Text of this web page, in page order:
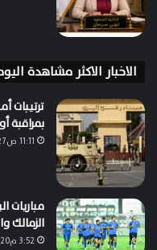
الاخبار الاكثر مشاهدة
ترتيبات
بمراقبة
11:11 ص27 يناير، 2026
مباريات
الزمالك
3:52 م20 سبتمبر، 2024